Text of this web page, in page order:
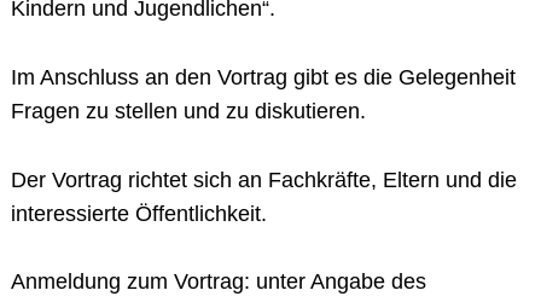
Kindern und Jugendlichen“.
Im Anschluss an den Vortrag gibt es die Gelegenheit
Fragen zu stellen und zu diskutieren.
Der Vortrag richtet sich an Fachkräfte, Eltern und die
interessierte Öffentlichkeit.
Anmeldung zum Vortrag: unter Angabe des